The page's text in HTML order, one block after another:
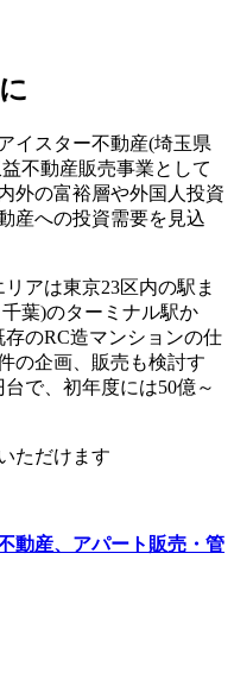
イスター不動産(埼玉県
不動産販売事業として
外の富裕層や外国人投資
産への投資需要を見込
アは東京23区内の駅ま
葉)のターミナル駅か
のRC造マンションの仕
の企画、販売も検討す
で、初年度には50億～
ただけます
動産、アパート販売・管